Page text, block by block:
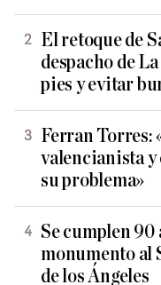
El retoque de
despacho de
pies y evitar
Ferran Torres:
valencianista y
su problema»
Se cumplen 90
monumento al
de los Ángeles